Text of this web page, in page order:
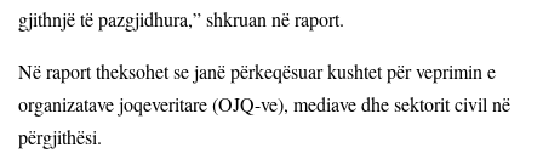
gjithnjë të pazgjidhura,” shkruan në raport.
Në raport theksohet se janë përkeqësuar kushtet për veprimin e
organizatave joqeveritare (OJQ-ve), mediave dhesektorit civil në
përgjithësi.